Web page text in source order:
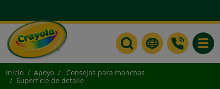
Inicio Apoyo
Consejos para manchas
Superficie de detalle